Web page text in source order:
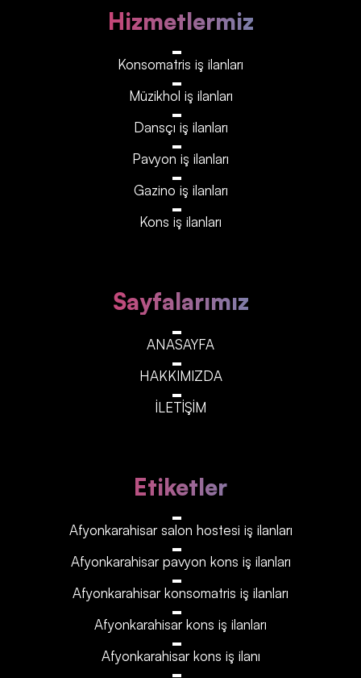
Hizmetlermiz
Konsomatris iş ilanları
Müzikhol iş ilanları
Dansçı iş ilanları
Pavyon iş ilanları
Gazino iş ilanları
Kons iş ilanları
Sayfalarımız
ANASAYFA
HAKKIMIZDA
İLETİŞİM
Etiketler
Afyonkarahisar‎‎‎‎ salon hostesi iş ilanları
Afyonkarahisar‎‎‎‎ pavyon kons iş ilanları
Afyonkarahisar‎‎‎‎ konsomatris iş ilanları
Afyonkarahisar‎‎‎‎ kons iş ilanları
Afyonkarahisar‎‎‎‎ kons iş ilanı